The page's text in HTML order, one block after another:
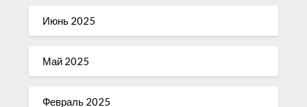
Июнь 2025
Май 2025
Февраль 2025